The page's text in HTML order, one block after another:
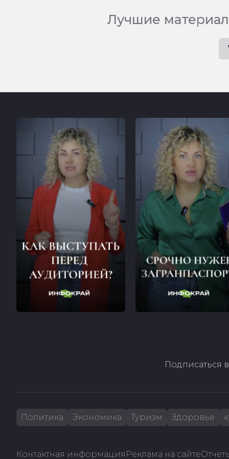
Лучшие
Подписаться
Политика Экономика Туризм Здоровье
Контактная информация Реклама на сайте